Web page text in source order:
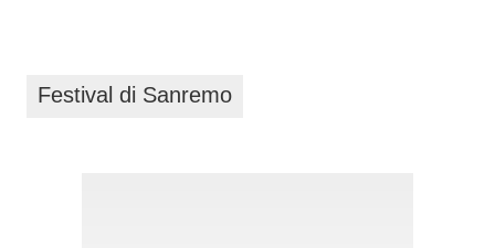
Festival di Sanremo